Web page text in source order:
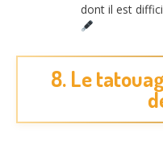
dont il est
8. Le